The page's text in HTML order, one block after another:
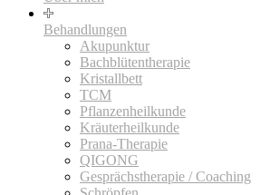
Behandlungen
Akupunktur
Bachblütentherapie
Kristallbett
TCM
Pflanzenheilkunde
Kräuterheilkunde
Prana-Therapie
QIGONG
Gesprächstherapie / Coaching